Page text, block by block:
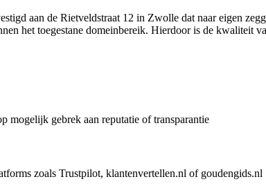
aan de Rietveldstraat 12 in Zwolle dat naar eigen
het toegestane domeinbereik. Hierdoor is de kwaliteit
mogelijk gebrek aan reputatie of transparantie
zoals Trustpilot, klantenvertellen.nl of goudengids.nl